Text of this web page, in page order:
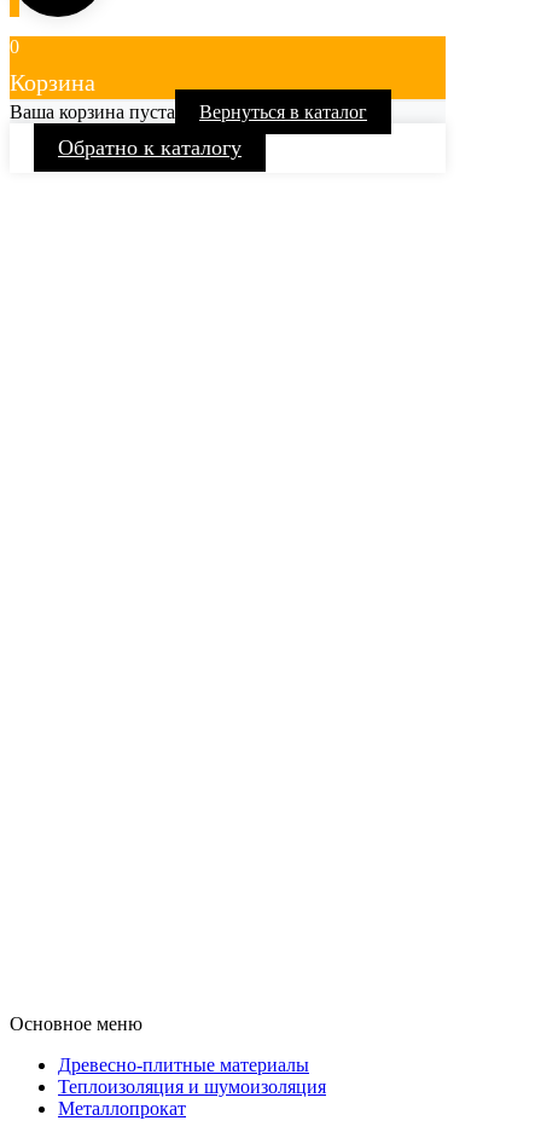
0
Корзина
Ваша корзина пуста Вернуться в каталог
Обратно к каталогу
Основное меню
Древесно-плитные материалы
Теплоизоляция и шумоизоляция
Металлопрокат